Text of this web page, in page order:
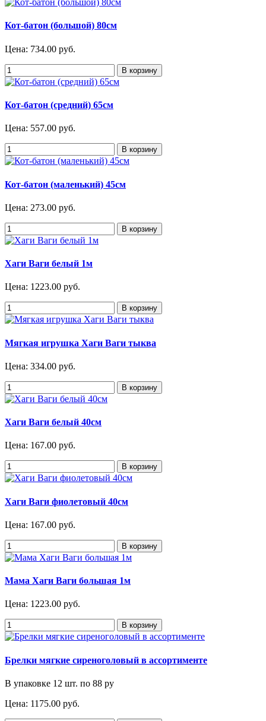
Кот-батон (большой) 80см
Цена: 734.00 руб.
Кот-батон (средний) 65см
Цена: 557.00 руб.
Кот-батон (маленький) 45см
Цена: 273.00 руб.
Хаги Ваги белый 1м
Цена: 1223.00 руб.
Мягкая игрушка Хаги Ваги тыква
Цена: 334.00 руб.
Хаги Ваги белый 40см
Цена: 167.00 руб.
Хаги Ваги фиолетовый 40см
Цена: 167.00 руб.
Мама Хаги Ваги большая 1м
Цена: 1223.00 руб.
Брелки мягкие сиреноголовый в ассортименте
В упаковке 12 шт. по 88 ру
Цена: 1175.00 руб.